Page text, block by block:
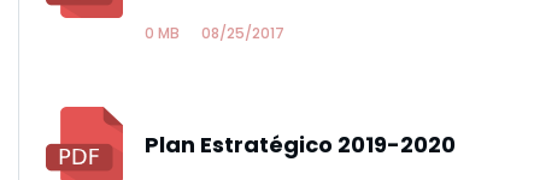
0 MB 08/25/2017
Plan Estratégico 2019-2020